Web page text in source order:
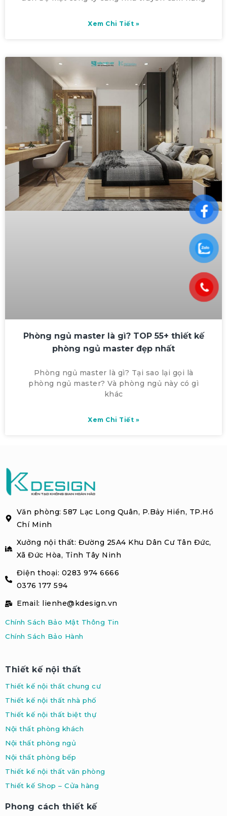
Xem Chi Tiết »
Phòng ngủ master là gì? TOP 55+ thiết kế
phòng ngủ master đẹp nhất
Phòng ngủ master là gì? Tại sao lại gọi là
phòng ngủ master? Và phòng ngủ này có gì
khác
Xem Chi Tiết »
Văn phòng: 587 Lạc Long Quân, P.Bảy Hiền, TP.Hồ
Chí Minh
Xưởng nội thất: Đường 25A4 Khu Dân Cư Tân Đức,
Xã Đức Hòa, Tỉnh Tây Ninh
Điện thoại: 0283 974 6666
0376 177 594
Email: lienhe@kdesign.vn
Chính Sách Bảo Mật Thông Tin
Chính Sách Bảo Hành
Thiết kế nội thất
Thiết kế nội thất chung cư
Thiết kế nội thất nhà phố
Thiết kế nội thất biệt thự
Nội thất phòng khách
Nội thất phòng ngủ
Nội thất phòng bếp
Thiết kế nội thất văn phòng
Thiết kế Shop – Cửa hàng
Phong cách thiết kế